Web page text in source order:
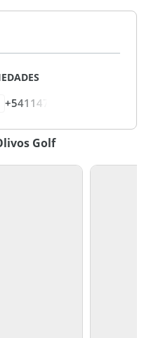
+541147
Golf